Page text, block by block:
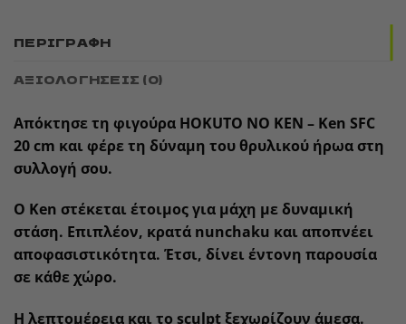
ΠΕΡΙΓΡΑΦΉ
ΑΞΙΟΛΟΓΉΣΕΙΣ (0)
Απόκτησε τη φιγούρα HOKUTO NO KEN – Ken SFC
20 cm και φέρε τη δύναμη του θρυλικού ήρωα στη
συλλογή σου.
Ο Ken στέκεται έτοιμος για μάχη με δυναμική
στάση. Επιπλέον, κρατά nunchaku και αποπνέει
αποφασιστικότητα. Έτσι, δίνει έντονη παρουσία
σε κάθε χώρο.
Η λεπτομέρεια και το sculpt ξεχωρίζουν άμεσα.